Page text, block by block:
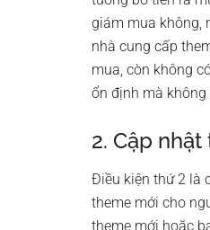
giám mua không,
nhà cung cấp
mua, còn không
ổn định mà không
2. Cập
Điều kiện thứ 2 là
theme mới cho
theme mới hoặc